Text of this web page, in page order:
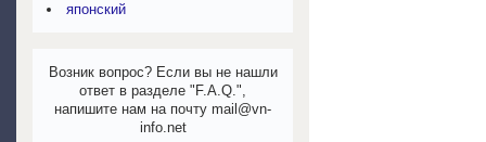
японский
Возник вопрос? Если вы не нашли
ответ в разделе "F.A.Q.",
напишите нам на почту mail@vn-
info.net